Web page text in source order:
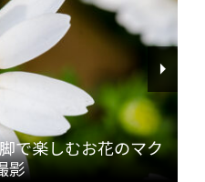
で楽しむお花のマク
影